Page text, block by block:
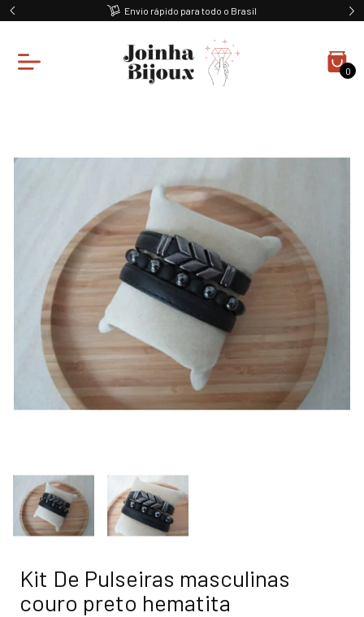
Envio rápido para todo o Brasil
0
Kit De Pulseiras masculinas
couro preto hematita